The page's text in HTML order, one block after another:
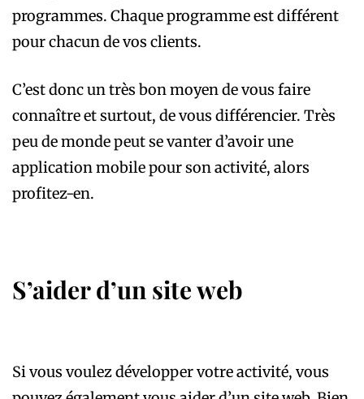
programmes. Chaque programme est différent
pour chacun de vos clients.
C’est donc un très bon moyen de vous faire
connaître et surtout, de vous différencier. Très
peu de monde peut se vanter d’avoir une
application mobile pour son activité, alors
profitez-en.
S’aider d’un site web
Si vous voulez développer votre activité, vous